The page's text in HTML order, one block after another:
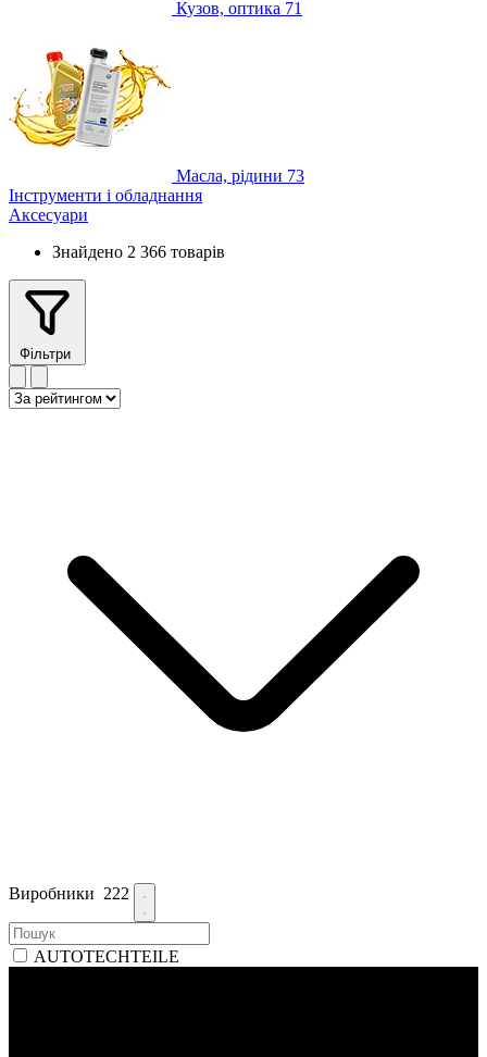
Кузов, оптика 71
Масла, рідини 73
Інструменти і обладнання
Аксесуари
Знайдено 2 366 товарів
Фільтри
Виробники 222
AUTOTECHTEILE